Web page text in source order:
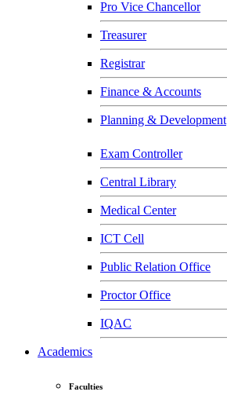
Pro Vice Chancellor
Treasurer
Registrar
Finance & Accounts
Planning & Development
Exam Controller
Central Library
Medical Center
ICT Cell
Public Relation Office
Proctor Office
IQAC
Academics
Faculties